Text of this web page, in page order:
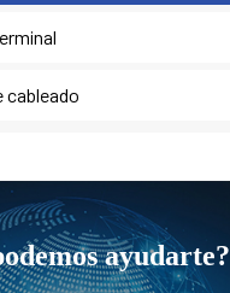
cableado
ayudarte?